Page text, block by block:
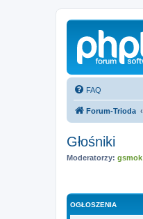
FAQ
Forum-Trioda
Głośniki
Moderatorzy: gsmok
OGŁOSZENIA